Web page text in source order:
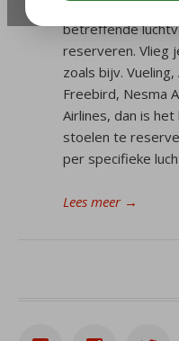
betreffende
reserveren. Vlieg
zoals bijv.
Freebird, Nesma
Airlines, dan is
stoelen te
per specifieke
Lees meer→